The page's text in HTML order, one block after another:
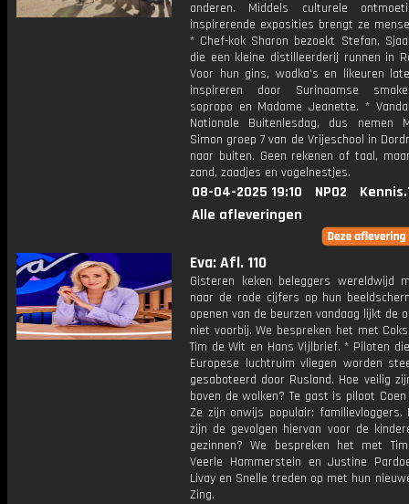
anderen. Middels culturele
inspirerende exposities brengt ze
* Chef-kok Sharon bezoekt Stefan,
die een kleine distilleerderij runnen in
Voor hun gins, wodka's en likeuren
inspireren door Surinaamse
sopropo en Madame Jeanette. *
Nationale Buitenlesdag, dus nemen
Simon groep 7 van de Vrijeschool in
naar buiten. Geen rekenen of taal,
zand, zaadjes en vogelnestjes.
08-04-2025 19:10 NPO2
Alle afleveringen
Eva: Afl. 110
Gisteren keken beleggers wereldwijd
naar de rode cijfers op hun
openen van de beurzen vandaag lijkt de
niet voorbij. We bespreken het met
Tim de Wit en Hans Vijlbrief. * Piloten
Europese luchtruim vliegen worden
gesaboteerd door Rusland. Hoe veilig
boven de wolken? Te gast is piloot Coen
Ze zijn onwijs populair: familievloggers.
zijn de gevolgen hiervan voor de
gezinnen? We bespreken het met
Veerle Hammerstein en Justine
Livay en Snelle treden op met hun
Zing.